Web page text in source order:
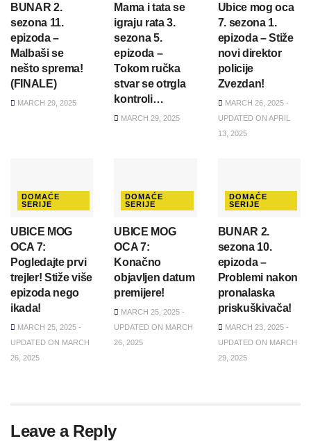
BUNAR 2.
sezona 11.
epizoda –
Malbaši se
nešto sprema!
(FINALE)
MARCH 29, 2025
Mama i tata se
igraju rata 3.
sezona 5.
epizoda –
Tokom ručka
stvar se otrgla
kontroli…
MARCH 29, 2025
Ubice mog oca
7. sezona 1.
epizoda – Stiže
novi direktor
policije
Zvezdan!
MARCH 26, 2025 -
UPDATED ON APRIL
13, 2025
DOMAĆE
SERIJE
UBICE MOG
OCA 7:
Pogledajte prvi
trejler! Stiže više
epizoda nego
ikada!
MARCH 25, 2025 -
UPDATED ON MARCH
26, 2025
DOMAĆE
SERIJE
UBICE MOG
OCA 7:
Konačno
objavljen datum
premijere!
MARCH 25, 2025 -
UPDATED ON MARCH
26, 2025
DOMAĆE
SERIJE
BUNAR 2.
sezona 10.
epizoda –
Problemi nakon
pronalaska
priskuškivača!
MARCH 23, 2025 -
UPDATED ON MARCH
29, 2025
Leave a Reply